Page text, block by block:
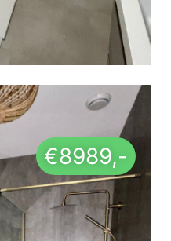
€8989,-